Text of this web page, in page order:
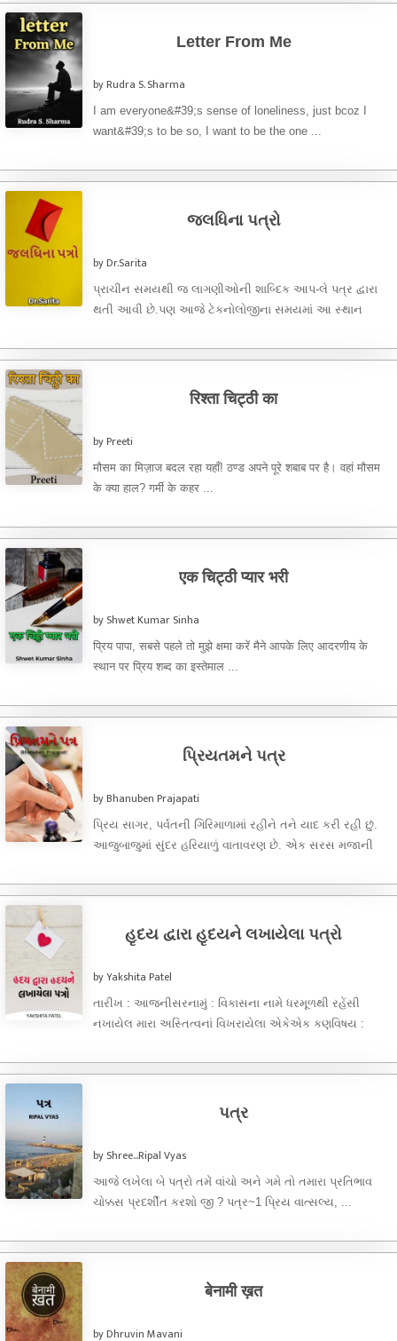
Letter From Me
by Rudra S. Sharma
I am everyone&#39;s sense of loneliness, just bcoz I
want&#39;s to be so, I want to be the one ...
જલધિના પત્રો
by Dr.Sarita
પ્રાચીન સમયથી જ લાગણીઓની શાબ્દિક આપ-લે પત્ર દ્વારા
થતી આવી છે.પણ આજે ટેકનોલોજીના સમયમાં આ સ્થાન
रिश्ता चिट्ठी का
by Preeti
मौसम का मिज़ाज बदल रहा यहाँ! ठण्ड अपने पूरे शबाब पर है। वहां मौसम
के क्या हाल? गर्मी के कहर ...
एक चिट्ठी प्यार भरी
by Shwet Kumar Sinha
प्रिय पापा, सबसे पहले तो मुझे क्षमा करें मैने आपके लिए आदरणीय के
स्थान पर प्रिय शब्द का इस्तेमाल ...
પ્રિયતમને પત્ર
by Bhanuben Prajapati
પ્રિય સાગર, પર્વતની ગિરિમાળામાં રહીને તને યાદ કરી રહી છું.
આજુબાજુમાં સુંદર હરિયાળું વાતાવરણ છે. એક સરસ મજાની
હૃદય દ્વારા હૃદયને લખાયેલા પત્રો
by Yakshita Patel
તારીખ : આજનીસરનામું : વિકાસના નામે ધરમૂળથી રહેંસી
નખાયેલ મારા અસ્તિત્વનાં વિખરાયેલા એકેએક કણવિષય :
પત્ર
by Shree...Ripal Vyas
આજે લખેલા બે પત્રો તમેં વાંચો અને ગમે તો તમારા પ્રતિભાવ
ચોક્કસ પ્રદર્શીત કરશો જી ? પત્ર~1 પ્રિય વાત્સલ્ય, ...
बेनामी ख़त
by Dhruvin Mavani